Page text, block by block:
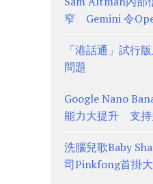
窄 Gemini 令
「港話通」試行
問題
Google Nano
能力大提升 支持
洗腦兒歌Baby
司Pinkfong首掛